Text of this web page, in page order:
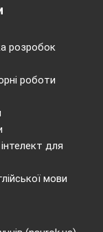
розробок
роботи
для
мови